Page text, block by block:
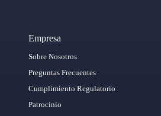
Empresa
Sobre Nosotros
Preguntas Frecuentes
Cumplimiento Regulatorio
Patrocinio